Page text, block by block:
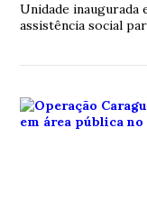
Unidade inaugurada
assistência social